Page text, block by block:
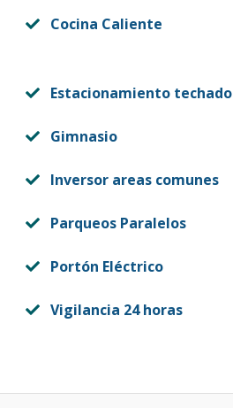
Cocina Caliente
Estacionamiento techado
Gimnasio
Inversor areas comunes
Parqueos Paralelos
Portón Eléctrico
Vigilancia 24 horas